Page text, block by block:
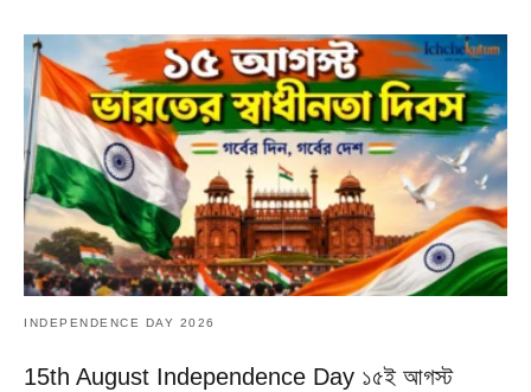
INDEPENDENCE DAY 2026
15th August Independence Day ১৫ই আগস্ট